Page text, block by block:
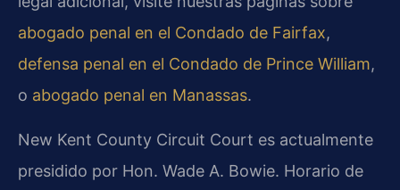
abogado penal en el Condado de Fairfax,
defensa penal en el Condado de Prince William,
o abogado penal en Manassas.
New Kent County Circuit Court es actualmente
presidido por Hon. Wade A. Bowie. Horario de